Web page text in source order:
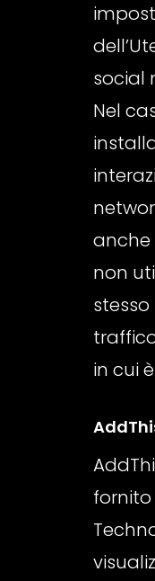
social
Nel
anche
non
in cui